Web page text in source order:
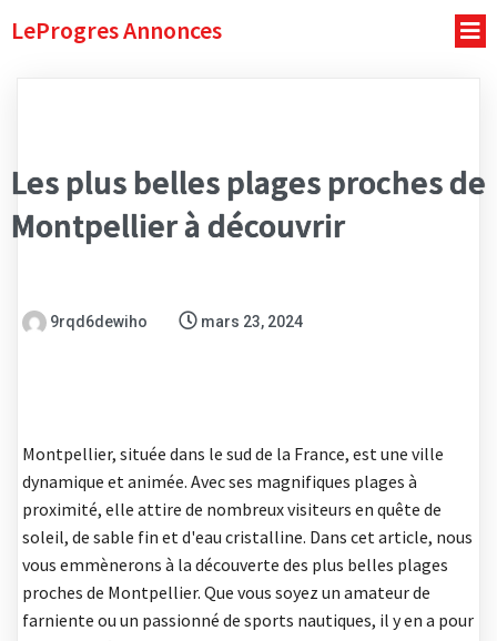
LeProgres Annonces
Les plus belles plages proches de
Montpellier à découvrir
9rqd6dewiho mars 23, 2024
Montpellier, située dans le sud de la France, est une ville
dynamique et animée. Avec ses magnifiques plages à
proximité, elle attire de nombreux visiteurs en quête de
soleil, de sable fin et d'eau cristalline. Dans cet article, nous
vous emmènerons à la découverte des plus belles plages
proches de Montpellier. Que vous soyez un amateur de
farniente ou un passionné de sports nautiques, il y en a pour